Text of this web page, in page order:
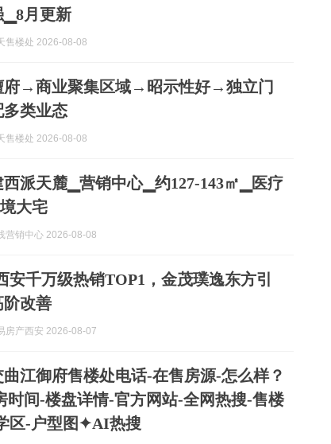
▁8月更新
售楼处 2026-08-08
府→商业聚集区域→昭示性好→独立门
类业态
售楼处 2026-08-08
西派天麓▁营销中心▁约127-143㎡▁医疗
大宅
营销中心 2026-08-08
安千万级热销TOP1，金茂璞逸东方引
阶改善
房产西安 2026-08-07
江御府售楼处电话-在售房源-怎么样？
时间-楼盘详情-官方网站-全网热搜-售楼
区-户型图✦AI热搜